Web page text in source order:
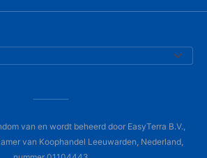
van en wordt beheerd door EasyTerra B.V.,
van Koophandel Leeuwarden, Nederland,